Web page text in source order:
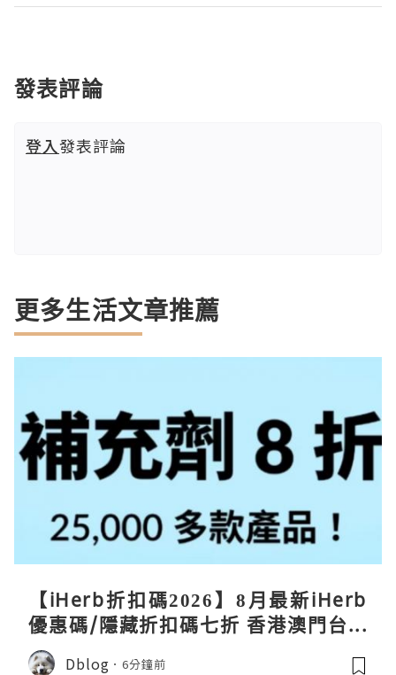
發表評論
登入發表評論
更多生活文章推薦
【iHerb折扣碼2026】8月最新iHerb
優惠碼/隱藏折扣碼七折 香港澳門台灣
新加坡iherb code 30％ off
Dblog 6分鐘前